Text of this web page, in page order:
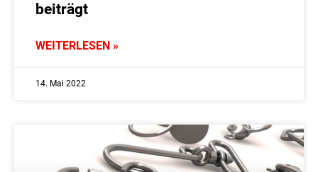
beiträgt
WEITERLESEN »
14. Mai 2022